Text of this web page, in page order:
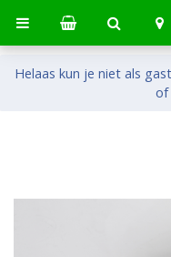
Helaas kun je niet als
of